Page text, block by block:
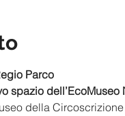
Parco
spazio dell’EcoMuseo
della